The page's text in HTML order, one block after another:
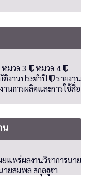
หมวด 3
หมวด 4
งานประจำปี
รายงาน
านการผลิตและการใช้สื่อ
น
ยแพร่ผลงานวิชาการนาย
ยสมพล สกุลฮูฮา